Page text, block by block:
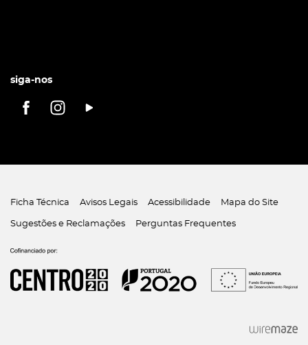
siga-nos
Ficha Técnica Avisos Legais Acessibilidade Mapa do Site
Sugestões e Reclamações Perguntas Frequentes